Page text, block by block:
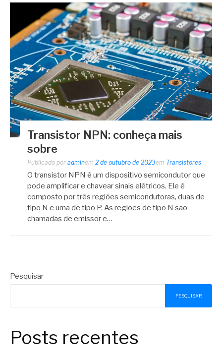
Transistor NPN: conheça mais
sobre
Publicado por adminem 2 de outubro de 2023em Transistores
O transistor NPN é um dispositivo semicondutor que
pode amplificar e chavear sinais elétricos. Ele é
composto por três regiões semicondutoras, duas de
tipo N e uma de tipo P. As regiões de tipo N são
chamadas de emissor e…
Pesquisar
PESQUISAR
Posts recentes